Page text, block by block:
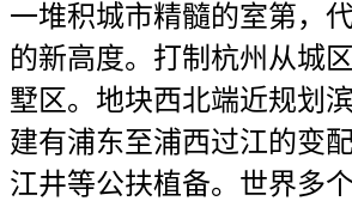
一堆积城市精髓的室第，
的新高度。打制杭州从城
墅区。地块西北端近规划
建有浦东至浦西过江的变
江井等公扶植备。世界多